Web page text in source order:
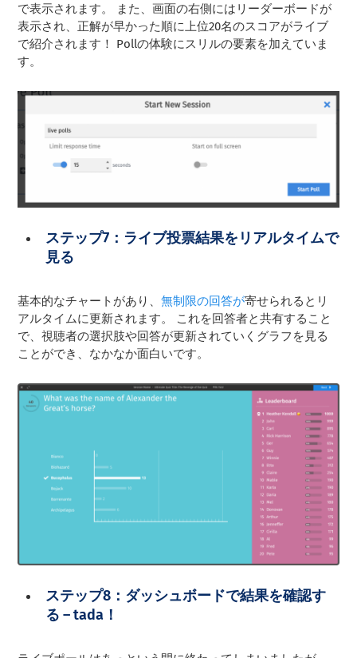
で表示されます。 また、画面の右側にはリーダーボードが
表示され、正解が早かった順に上位20名のスコアがライブ
で紹介されます！ Pollの体験にスリルの要素を加えていま
す。
ステップ7：ライブ投票結果をリアルタイムで
見る
基本的なチャートがあり、無制限の回答が寄せられるとリ
アルタイムに更新されます。 これを回答者と共有すること
で、視聴者の選択肢や回答が更新されていくグラフを見る
ことができ、なかなか面白いです。
ステップ8：ダッシュボードで結果を確認す
る – tada！